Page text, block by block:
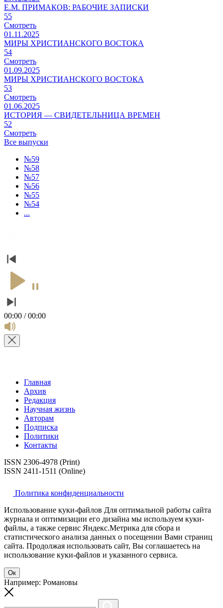
Е.М. ПРИМАКОВ: РАБОЧИЕ ЗАПИСКИ
55
Смотреть
01.11.2025
МИРЫ ХРИСТИАНСКОГО ВОСТОКА
54
Смотреть
01.09.2025
МИРЫ ХРИСТИАНСКОГО ВОСТОКА
53
Смотреть
01.06.2025
ИСТОРИЯ — СВИДЕТЕЛЬНИЦА ВРЕМЕН
52
Смотреть
Все выпуски
№59
№58
№57
№56
№55
№54
...
00:00 / 00:00
Главная
Архив
Редакция
Научная жизнь
Авторам
Подписка
Политики
Контакты
ISSN 2306-4978 (Print)
ISSN 2411-1511 (Online)
Политика конфиденциальности
Использование куки-файлов Для оптимальной работы сайта
журнала и оптимизации его дизайна мы используем куки-
файлы, а также сервис Яндекс.Метрика для сбора и
статистического анализа данных о посещении Вами страниц
сайта. Продолжая использовать сайт, Вы соглашаетесь на
использование куки-файлов и указанного сервиса.
Ок
Например: Романовы